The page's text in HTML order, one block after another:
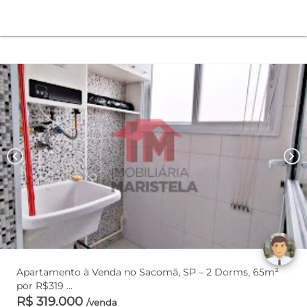
chevron_left chevron_right
Apartamento à Venda no Sacomã, SP – 2 Dorms, 65m²
por R$319 ...
R$ 319.000 /venda